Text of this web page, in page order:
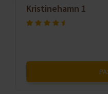
Kristinehamn 1